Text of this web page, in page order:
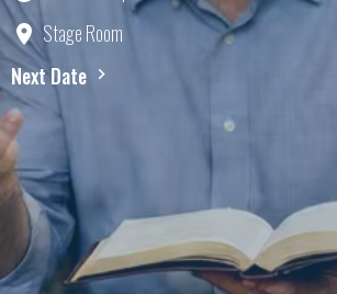
Stage Room
Next Date